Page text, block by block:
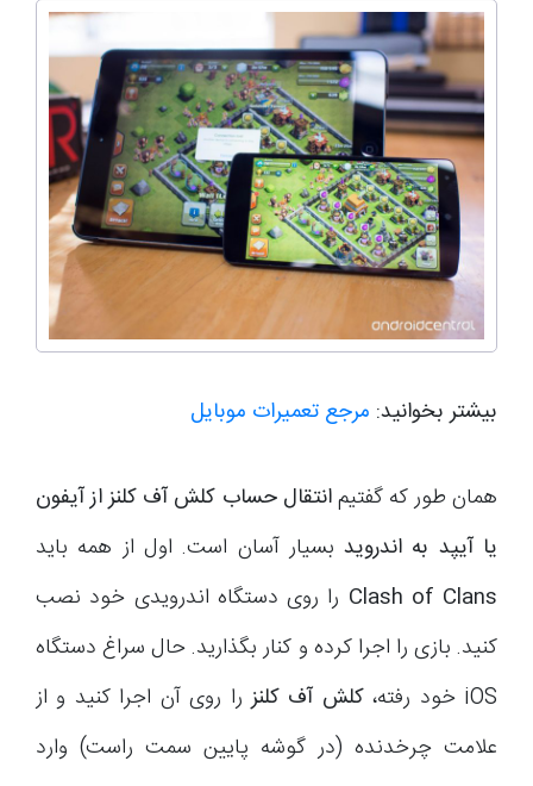
بیشتر بخوانید: مرجع تعمیرات موبایل
همان طور که گفتیمانتقال حساب کلش آف کلنز از آیفون
یا آیپد به اندرویدبسیار آسان است. اول از همه باید
Clash of Clans را روی دستگاه اندرویدی خود نصب
کنید. بازی را اجرا کرده و کنار بگذارید. حال سراغ دستگاه
iOS خود رفته،کلش آف کلنز را روی آن اجرا کنید و از
علامت چرخ­دنده (در گوشه پایین سمت راست) وارد